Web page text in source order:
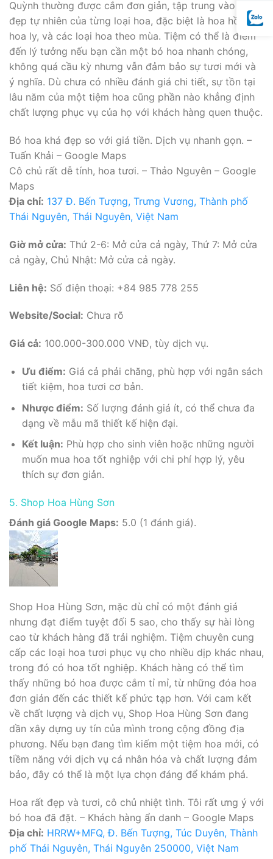
Quỳnh thường được cắm đơn giản, tập trung vào vẻ
đẹp tự nhiên của từng loại hoa, đặc biệt là hoa hồng,
hoa ly, và các loại hoa theo mùa. Tiệm có thể là điểm
đến lý tưởng nếu bạn cần một bó hoa nhanh chóng,
không quá cầu kỳ nhưng vẫn đảm bảo sự tươi mới và
ý nghĩa. Dù chưa có nhiều đánh giá chi tiết, sự tồn tại
lâu năm của một tiệm hoa cũng phần nào khẳng định
chất lượng phục vụ của họ với khách hàng quen thuộc.
Bó hoa khá đẹp so với giá tiền. Dịch vụ nhanh gọn. –
Tuấn Khải – Google Maps
Cô chủ rất dễ tính, hoa tươi. – Thảo Nguyên – Google
Maps
Địa chỉ: 137 Đ. Bến Tượng, Trưng Vương, Thành phố
Thái Nguyên, Thái Nguyên, Việt Nam
Giờ mở cửa: Thứ 2-6: Mở cửa cả ngày, Thứ 7: Mở cửa
cả ngày, Chủ Nhật: Mở cửa cả ngày.
Liên hệ: Số điện thoại: +84 985 778 255
Website/Social: Chưa rõ
Giá cả: 100.000-300.000 VNĐ, tùy dịch vụ.
Ưu điểm: Giá cả phải chăng, phù hợp với ngân sách
tiết kiệm, hoa tươi cơ bản.
Nhược điểm: Số lượng đánh giá ít, có thể chưa đa
dạng về mẫu mã thiết kế hiện đại.
Kết luận: Phù hợp cho sinh viên hoặc những người
muốn mua hoa tốt nghiệp với chi phí hợp lý, yêu
thích sự đơn giản.
5. Shop Hoa Hùng Sơn
Đánh giá Google Maps: 5.0 (1 đánh giá).
Shop Hoa Hùng Sơn, mặc dù chỉ có một đánh giá
nhưng đạt điểm tuyệt đối 5 sao, cho thấy sự hài lòng
cao từ khách hàng đã trải nghiệm. Tiệm chuyên cung
cấp các loại hoa tươi phục vụ cho nhiều dịp khác nhau,
trong đó có hoa tốt nghiệp. Khách hàng có thể tìm
thấy những bó hoa được cắm tỉ mỉ, từ những đóa hoa
đơn giản đến các thiết kế phức tạp hơn. Với cam kết
về chất lượng và dịch vụ, Shop Hoa Hùng Sơn đang
dần xây dựng uy tín của mình trong cộng đồng địa
phương. Nếu bạn đang tìm kiếm một tiệm hoa mới, có
tiềm năng với dịch vụ cá nhân hóa và chất lượng đảm
bảo, đây có thể là một lựa chọn đáng để khám phá.
Hoa rất đẹp và tươi, cô chủ nhiệt tình. Tôi rất ưng ý với
bó hoa đã đặt. – Khách hàng ẩn danh – Google Maps
Địa chỉ: HRRW+MFQ, Đ. Bến Tượng, Túc Duyên, Thành
phố Thái Nguyên, Thái Nguyên 250000, Việt Nam